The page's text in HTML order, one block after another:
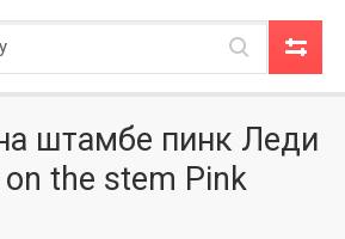
штамбе пинк Леди
on the stem Pink